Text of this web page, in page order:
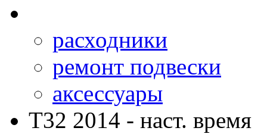
расходники
ремонт подвески
аксессуары
T32 2014 - наст. время